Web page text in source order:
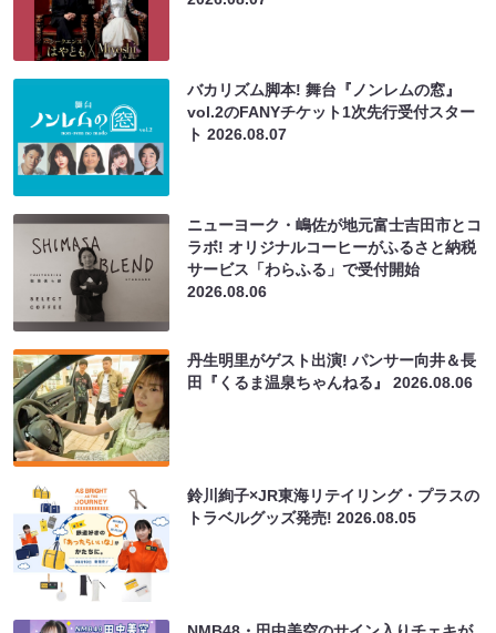
バカリズム脚本! 舞台『ノンレムの窓』
vol.2のFANYチケット1次先行受付スター
ト2026.08.07
ニューヨーク・嶋佐が地元富士吉田市とコ
ラボ! オリジナルコーヒーがふるさと納税
サービス「わらふる」で受付開始
2026.08.06
丹生明里がゲスト出演! パンサー向井＆長
田『くるま温泉ちゃんねる』2026.08.06
鈴川絢子×JR東海リテイリング・プラスの
トラベルグッズ発売!2026.08.05